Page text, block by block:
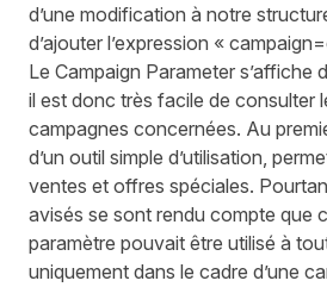
d’une modification à notre
d’ajouter l’expression «
Le Campaign Parameter s’affiche
il est donc très facile de consulter
campagnes concernées. Au
d’un outil simple d’utilisation,
ventes et offres spéciales.
avisés se sont rendu compte que
paramètre pouvait être utilisé à
uniquement dans le cadre d’une